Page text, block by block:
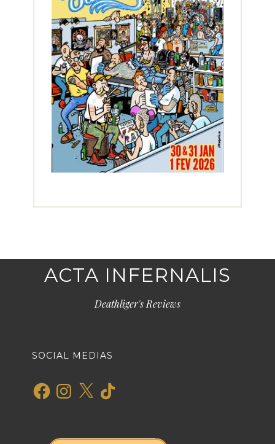
ACTA INFERNALIS
Deathliger's Reviews
SOCIAL MEDIAS
FacebookInstagram
X TikTok